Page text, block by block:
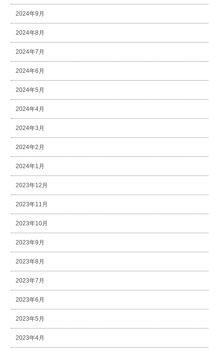
2024年9月
2024年8月
2024年7月
2024年6月
2024年5月
2024年4月
2024年3月
2024年2月
2024年1月
2023年12月
2023年11月
2023年10月
2023年9月
2023年8月
2023年7月
2023年6月
2023年5月
2023年4月